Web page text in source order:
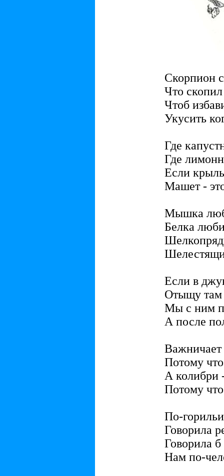
Скорпион
Что
Чтоб
Укусить
Где
Где
Если
Машет -
Мышка
Белка
Если в
Отыщу там
Мы с ним
А после
Важничает
Потому
А колибри
Потому
По-
Говорила
Говорила
Нам по-